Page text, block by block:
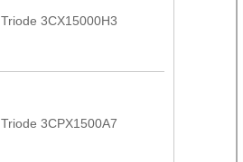
Triode 3CX15000H3
Triode 3CPX1500A7